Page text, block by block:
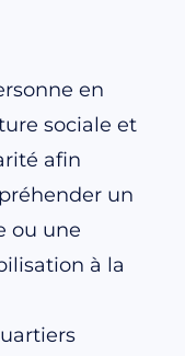
en
sociale et
afin
un
ou une
à la